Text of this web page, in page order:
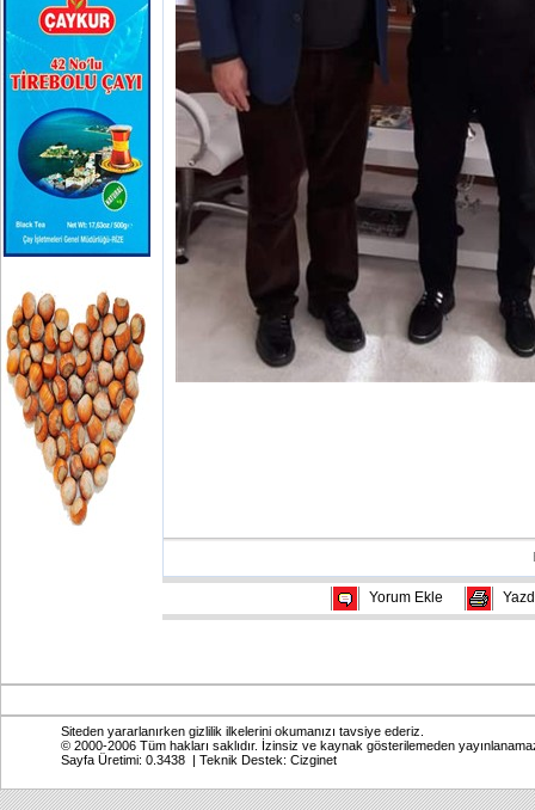
Yorum Ekle
Siteden yararlanırken gizlilik ilkelerini okumanızı tavsiye ederiz.
© 2000-2006 Tüm hakları saklıdır. İzinsiz ve kaynak gösterilemeden
Sayfa Üretimi: 0.3438 | Teknik Destek: Cizginet